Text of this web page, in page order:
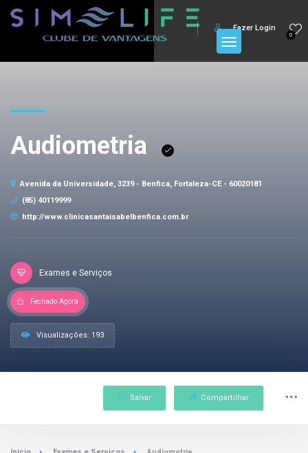
0
Fazer Login
Audiometria
Avenida da Universidade, 3239 - Benfica, Fortaleza-CE - 60020181
(85) 40119999
http://www.clinicasantaisabelbenfica.com.br
Exames e Serviços
Fechado Agora
Visualizações: 193
Salvar Compartilhar